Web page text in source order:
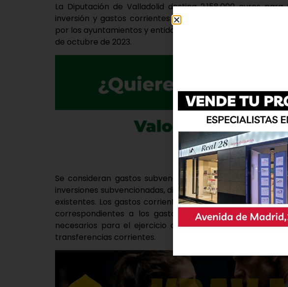
La Diputación de Valladolid destina 2.158.000 euros
inversión y gastos corrientes de los municipios y
por los ayuntamientos y entidades locales Menores entre el
de octubre de 2023.
Se consideran gastos subvencionables aquellos que
inversiones subvencionadas, dirigidas a la mejora,
existentes. Los gastos corrientes financiables son los
correspondientes a los gastos de personal, gastos en
necesarios para el ejercicio de las actividades de los
transferencias corrientes.